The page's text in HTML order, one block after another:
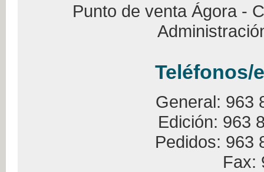
Punto de venta Ágora -
Teléfonos/
General: 963
Edición: 963
Pedidos: 963
Fax: